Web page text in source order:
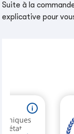
Suite à la
explicative pour